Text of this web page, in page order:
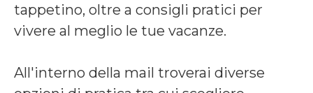
tappetino, oltre a consigli pratici per
vivere al meglio le tue vacanze.
All'interno della mail troverai diverse